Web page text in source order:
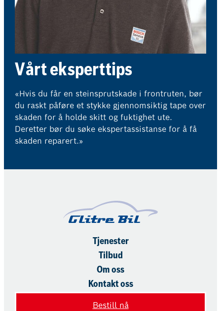
Vårt eksperttips
«Hvis du får en steinsprutskade i frontruten, bør
du raskt påføre et stykke gjennomsiktig tape over
skaden for å holde skitt og fuktighet ute.
Deretter bør du søke ekspertassistanse for å få
skaden reparert.»
Tjenester
Tilbud
Om oss
Kontakt oss
Bestill nå